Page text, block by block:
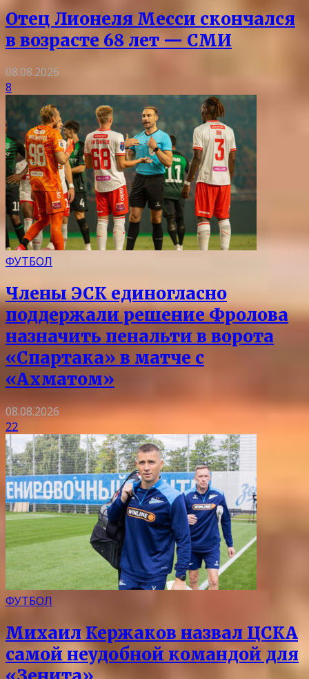
Отец Лионеля Месси скончался
в возрасте 68 лет — СМИ
08.08.2026
8
ФУТБОЛ
Члены ЭСК единогласно
поддержали решение Фролова
назначить пенальти в ворота
«Спартака» в матче с
«Ахматом»
08.08.2026
22
ФУТБОЛ
Михаил Кержаков назвал ЦСКА
самой неудобной командой для